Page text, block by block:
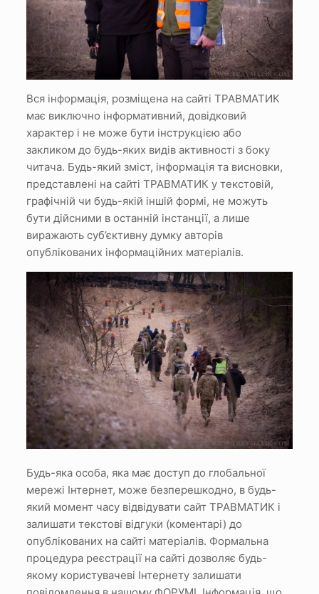
Вся інформація, розміщена на сайті ТРАВМАТИК
має виключно інформативний, довідковий
характер і не може бути інструкцією або
закликом до будь-яких видів активності з боку
читача. Будь-який зміст, інформація та висновки,
представлені на сайті ТРАВМАТИК у текстовій,
графічній чи будь-якій іншій формі, не можуть
бути дійсними в останній інстанції, а лише
виражають суб’єктивну думку авторів
опублікованих інформаційних матеріалів.
Будь-яка особа, яка має доступ до глобальної
мережі Інтернет, може безперешкодно, в будь-
який момент часу відвідувати сайт ТРАВМАТИК і
залишати текстові відгуки (коментарі) до
опублікованих на сайті матеріалів. Формальна
процедура реєстрації на сайті дозволяє будь-
якому користувачеві Інтернету залишати